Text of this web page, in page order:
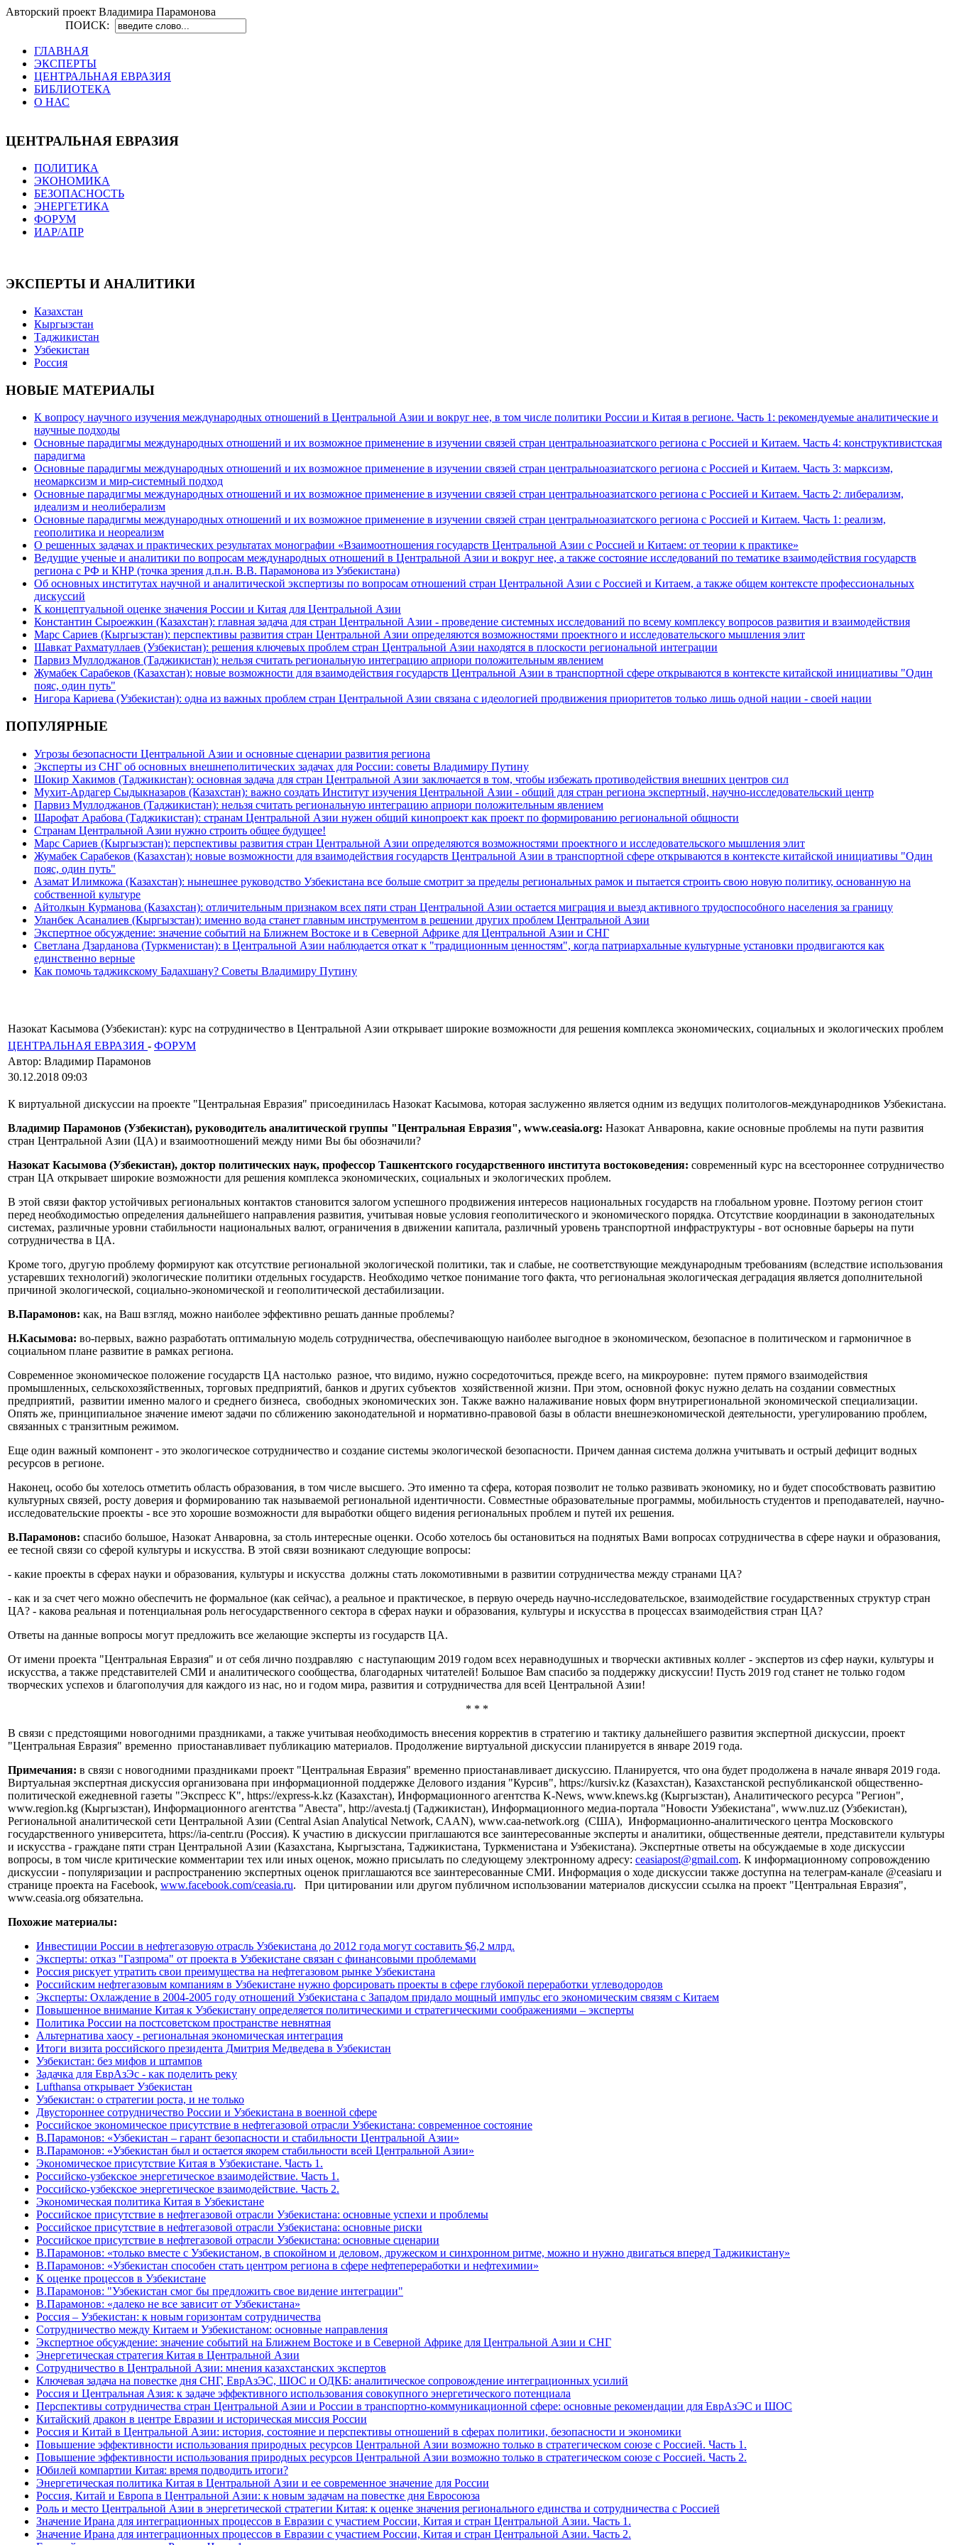
Авторский проект Владимира Парамонова
ПОИСК:
ГЛАВНАЯ
ЭКСПЕРТЫ
ЦЕНТРАЛЬНАЯ ЕВРАЗИЯ
БИБЛИОТЕКА
О НАС
ЦЕНТРАЛЬНАЯ ЕВРАЗИЯ
ПОЛИТИКА
ЭКОНОМИКА
БЕЗОПАСНОСТЬ
ЭНЕРГЕТИКА
ФОРУМ
ИАР/АПР
ЭКСПЕРТЫ И АНАЛИТИКИ
Казахстан
Кыргызстан
Таджикистан
Узбекистан
Россия
НОВЫЕ МАТЕРИАЛЫ
К вопросу научного изучения международных отношений в Центральной Азии и вокруг нее, в том числе политики России и Китая в регионе. Часть 1: рекомендуемые аналитические и
научные подходы
Основные парадигмы международных отношений и их возможное применение в изучении связей стран центральноазиатского региона с Россией и Китаем. Часть 4: конструктивистская
парадигма
Основные парадигмы международных отношений и их возможное применение в изучении связей стран центральноазиатского региона с Россией и Китаем. Часть 3: марксизм,
неомарксизм и мир-системный подход
Основные парадигмы международных отношений и их возможное применение в изучении связей стран центральноазиатского региона с Россией и Китаем. Часть 2: либерализм,
идеализм и неолиберализм
Основные парадигмы международных отношений и их возможное применение в изучении связей стран центральноазиатского региона с Россией и Китаем. Часть 1: реализм,
геополитика и неореализм
О решенных задачах и практических результатах монографии «Взаимоотношения государств Центральной Азии с Россией и Китаем: от теории к практике»
Ведущие ученые и аналитики по вопросам международных отношений в Центральной Азии и вокруг нее, а также состояние исследований по тематике взаимодействия государств
региона с РФ и КНР (точка зрения д.п.н. В.В. Парамонова из Узбекистана)
Об основных институтах научной и аналитической экспертизы по вопросам отношений стран Центральной Азии с Россией и Китаем, а также общем контексте профессиональных
дискуссий
К концептуальной оценке значения России и Китая для Центральной Азии
Константин Сыроежкин (Казахстан): главная задача для стран Центральной Азии - проведение системных исследований по всему комплексу вопросов развития и взаимодействия
Марс Сариев (Кыргызстан): перспективы развития стран Центральной Азии определяются возможностями проектного и исследовательского мышления элит
Шавкат Рахматуллаев (Узбекистан): решения ключевых проблем стран Центральной Азии находятся в плоскости региональной интеграции
Парвиз Муллоджанов (Таджикистан): нельзя считать региональную интеграцию априори положительным явлением
Жумабек Сарабеков (Казахстан): новые возможности для взаимодействия государств Центральной Азии в транспортной сфере открываются в контексте китайской инициативы "Один
пояс, один путь"
Нигора Кариева (Узбекистан): одна из важных проблем стран Центральной Азии связана с идеологией продвижения приоритетов только лишь одной нации - своей нации
ПОПУЛЯРНЫЕ
Угрозы безопасности Центральной Азии и основные сценарии развития региона
Эксперты из СНГ об основных внешнеполитических задачах для России: советы Владимиру Путину
Шокир Хакимов (Таджикистан): основная задача для стран Центральной Азии заключается в том, чтобы избежать противодействия внешних центров сил
Мухит-Ардагер Сыдыкназаров (Казахстан): важно создать Институт изучения Центральной Азии - общий для стран региона экспертный, научно-исследовательский центр
Парвиз Муллоджанов (Таджикистан): нельзя считать региональную интеграцию априори положительным явлением
Шарофат Арабова (Таджикистан): странам Центральной Азии нужен общий кинопроект как проект по формированию региональной общности
Странам Центральной Азии нужно строить общее будущее!
Марс Сариев (Кыргызстан): перспективы развития стран Центральной Азии определяются возможностями проектного и исследовательского мышления элит
Жумабек Сарабеков (Казахстан): новые возможности для взаимодействия государств Центральной Азии в транспортной сфере открываются в контексте китайской инициативы "Один
пояс, один путь"
Азамат Илимкожа (Казахстан): нынешнее руководство Узбекистана все больше смотрит за пределы региональных рамок и пытается строить свою новую политику, основанную на
собственной культуре
Айтолкын Курманова (Казахстан): отличительным признаком всех пяти стран Центральной Азии остается миграция и выезд активного трудоспособного населения за границу
Уланбек Асаналиев (Кыргызстан): именно вода станет главным инструментом в решении других проблем Центральной Азии
Экспертное обсуждение: значение событий на Ближнем Востоке и в Северной Африке для Центральной Азии и СНГ
Светлана Дзарданова (Туркменистан): в Центральной Азии наблюдается откат к "традиционным ценностям", когда патриархальные культурные установки продвигаются как
единственно верные
Как помочь таджикскому Бадахшану? Советы Владимиру Путину
Назокат Касымова (Узбекистан): курс на сотрудничество в Центральной Азии открывает широкие возможности для решения комплекса экономических, социальных и экологических проблем
ЦЕНТРАЛЬНАЯ ЕВРАЗИЯ - ФОРУМ
Автор: Владимир Парамонов
30.12.2018 09:03
К виртуальной дискуссии на проекте "Центральная Евразия" присоединилась Назокат Касымова, которая заслуженно является одним из ведущих политологов-международников Узбекистана.
Владимир Парамонов (Узбекистан), руководитель аналитической группы "Центральная Евразия", www.ceasia.org: Назокат Анваровна, какие основные проблемы на пути развития
стран Центральной Азии (ЦА) и взаимоотношений между ними Вы бы обозначили?
Назокат Касымова (Узбекистан), доктор политических наук, профессор Ташкентского государственного института востоковедения: современный курс на всестороннее сотрудничество
стран ЦА открывает широкие возможности для решения комплекса экономических, социальных и экологических проблем.
В этой связи фактор устойчивых региональных контактов становится залогом успешного продвижения интересов национальных государств на глобальном уровне. Поэтому регион стоит
перед необходимостью определения дальнейшего направления развития, учитывая новые условия геополитического и экономического порядка. Отсутствие координации в законодательных
системах, различные уровни стабильности национальных валют, ограничения в движении капитала, различный уровень транспортной инфраструктуры - вот основные барьеры на пути
сотрудничества в ЦА.
Кроме того, другую проблему формируют как отсутствие региональной экологической политики, так и слабые, не соответствующие международным требованиям (вследствие использования
устаревших технологий) экологические политики отдельных государств. Необходимо четкое понимание того факта, что региональная экологическая деградация является дополнительной
причиной экологической, социально-экономической и геополитической дестабилизации.
В.Парамонов: как, на Ваш взгляд, можно наиболее эффективно решать данные проблемы?
Н.Касымова: во-первых, важно разработать оптимальную модель сотрудничества, обеспечивающую наиболее выгодное в экономическом, безопасное в политическом и гармоничное в
социальном плане развитие в рамках региона.
Современное экономическое положение государств ЦА настолько разное, что видимо, нужно сосредоточиться, прежде всего, на микроуровне: путем прямого взаимодействия
промышленных, сельскохозяйственных, торговых предприятий, банков и других субъектов хозяйственной жизни. При этом, основной фокус нужно делать на создании совместных
предприятий, развитии именно малого и среднего бизнеса, свободных экономических зон. Также важно налаживание новых форм внутрирегиональной экономической специализации.
Опять же, принципиальное значение имеют задачи по сближению законодательной и нормативно-правовой базы в области внешнеэкономической деятельности, урегулированию проблем,
связанных с транзитным режимом.
Еще один важный компонент - это экологическое сотрудничество и создание системы экологической безопасности. Причем данная система должна учитывать и острый дефицит водных
ресурсов в регионе.
Наконец, особо бы хотелось отметить область образования, в том числе высшего. Это именно та сфера, которая позволит не только развивать экономику, но и будет способствовать развитию
культурных связей, росту доверия и формированию так называемой региональной идентичности. Совместные образовательные программы, мобильность студентов и преподавателей, научно-
исследовательские проекты - все это хорошие возможности для выработки общего видения региональных проблем и путей их решения.
В.Парамонов: спасибо большое, Назокат Анваровна, за столь интересные оценки. Особо хотелось бы остановиться на поднятых Вами вопросах сотрудничества в сфере науки и образования,
ее тесной связи со сферой культуры и искусства. В этой связи возникают следующие вопросы:
- какие проекты в сферах науки и образования, культуры и искусства должны стать локомотивными в развитии сотрудничества между странами ЦА?
- как и за счет чего можно обеспечить не формальное (как сейчас), а реальное и практическое, в первую очередь научно-исследовательское, взаимодействие государственных структур стран
ЦА? - какова реальная и потенциальная роль негосударственного сектора в сферах науки и образования, культуры и искусства в процессах взаимодействия стран ЦА?
Ответы на данные вопросы могут предложить все желающие эксперты из государств ЦА.
От имени проекта "Центральная Евразия" и от себя лично поздравляю с наступающим 2019 годом всех неравнодушных и творчески активных коллег - экспертов из сфер науки, культуры и
искусства, а также представителей СМИ и аналитического сообщества, благодарных читателей! Большое Вам спасибо за поддержку дискуссии! Пусть 2019 год станет не только годом
творческих успехов и благополучия для каждого из нас, но и годом мира, развития и сотрудничества для всей Центральной Азии!
* * *
В связи с предстоящими новогодними праздниками, а также учитывая необходимость внесения корректив в стратегию и тактику дальнейшего развития экспертной дискуссии, проект
"Центральная Евразия" временно приостанавливает публикацию материалов. Продолжение виртуальной дискуссии планируется в январе 2019 года.
Примечания: в связи с новогодними праздниками проект "Центральная Евразия" временно приостанавливает дискуссию. Планируется, что она будет продолжена в начале января 2019 года.
Виртуальная экспертная дискуссия организована при информационной поддержке Делового издания "Курсив", https://kursiv.kz (Казахстан), Казахстанской республиканской общественно-
политической ежедневной газеты "Экспресс К", https://express-k.kz (Казахстан), Информационного агентства K-News, www.knews.kg (Кыргызстан), Аналитического ресурса "Регион",
www.region.kg (Кыргызстан), Информационного агентства "Авеста", http://avesta.tj (Таджикистан), Информационного медиа-портала "Новости Узбекистана", www.nuz.uz (Узбекистан),
Региональной аналитической сети Центральной Азии (Central Asian Analytical Network, CAAN), www.caa-network.org (США), Информационно-аналитического центра Московского
государственного университета, https://ia-centr.ru (Россия). К участию в дискуссии приглашаются все заинтересованные эксперты и аналитики, общественные деятели, представители культуры
и искусства - граждане пяти стран Центральной Азии (Казахстана, Кыргызстана, Таджикистана, Туркменистана и Узбекистана). Экспертные ответы на обсуждаемые в ходе дискуссии
вопросы, в том числе критические комментарии тех или иных оценок, можно присылать по следующему электронному адресу: ceasiapost@gmail.com. К информационному сопровождению
дискуссии - популяризации и распространению экспертных оценок приглашаются все заинтересованные СМИ. Информация о ходе дискуссии также доступна на телеграм-канале @ceasiaru и
странице проекта на Facebook, www.facebook.com/ceasia.ru. При цитировании или другом публичном использовании материалов дискуссии ссылка на проект "Центральная Евразия",
www.ceasia.org обязательна.
Похожие материалы:
Инвестиции России в нефтегазовую отрасль Узбекистана до 2012 года могут составить $6,2 млрд.
Эксперты: отказ "Газпрома" от проекта в Узбекистане связан с финансовыми проблемами
Россия рискует утратить свои преимущества на нефтегазовом рынке Узбекистана
Российским нефтегазовым компаниям в Узбекистане нужно форсировать проекты в сфере глубокой переработки углеводородов
Эксперты: Охлаждение в 2004-2005 году отношений Узбекистана с Западом придало мощный импульс его экономическим связям с Китаем
Повышенное внимание Китая к Узбекистану определяется политическими и стратегическими соображениями – эксперты
Политика России на постсоветском пространстве невнятная
Альтернатива хаосу - региональная экономическая интеграция
Итоги визита российского президента Дмитрия Медведева в Узбекистан
Узбекистан: без мифов и штампов
Задачка для ЕврАзЭс - как поделить реку
Lufthansa открывает Узбекистан
Узбекистан: о стратегии роста, и не только
Двустороннее сотрудничество России и Узбекистана в военной сфере
Российское экономическое присутствие в нефтегазовой отрасли Узбекистана: современное состояние
В.Парамонов: «Узбекистан – гарант безопасности и стабильности Центральной Азии»
В.Парамонов: «Узбекистан был и остается якорем стабильности всей Центральной Азии»
Экономическое присутствие Китая в Узбекистане. Часть 1.
Российско-узбекское энергетическое взаимодействие. Часть 1.
Российско-узбекское энергетическое взаимодействие. Часть 2.
Экономическая политика Китая в Узбекистане
Российское присутствие в нефтегазовой отрасли Узбекистана: основные успехи и проблемы
Российское присутствие в нефтегазовой отрасли Узбекистана: основные риски
Российское присутствие в нефтегазовой отрасли Узбекистана: основные сценарии
В.Парамонов: «только вместе с Узбекистаном, в спокойном и деловом, дружеском и синхронном ритме, можно и нужно двигаться вперед Таджикистану»
В.Парамонов: «Узбекистан способен стать центром региона в сфере нефтепереработки и нефтехимии»
К оценке процессов в Узбекистане
В.Парамонов: "Узбекистан смог бы предложить свое видение интеграции"
В.Парамонов: «далеко не все зависит от Узбекистана»
Россия – Узбекистан: к новым горизонтам сотрудничества
Сотрудничество между Китаем и Узбекистаном: основные направления
Экспертное обсуждение: значение событий на Ближнем Востоке и в Северной Африке для Центральной Азии и СНГ
Энергетическая стратегия Китая в Центральной Азии
Сотрудничество в Центральной Азии: мнения казахстанских экспертов
Ключевая задача на повестке дня СНГ, ЕврАзЭС, ШОС и ОДКБ: аналитическое сопровождение интеграционных усилий
Россия и Центральная Азия: к задаче эффективного использования совокупного энергетического потенциала
Перспективы сотрудничества стран Центральной Азии и России в транспортно-коммуникационной сфере: основные рекомендации для ЕврАзЭС и ШОС
Китайский дракон в центре Евразии и историческая миссия России
Россия и Китай в Центральной Азии: история, состояние и перспективы отношений в сферах политики, безопасности и экономики
Повышение эффективности использования природных ресурсов Центральной Азии возможно только в стратегическом союзе с Россией. Часть 1.
Повышение эффективности использования природных ресурсов Центральной Азии возможно только в стратегическом союзе с Россией. Часть 2.
Юбилей компартии Китая: время подводить итоги?
Энергетическая политика Китая в Центральной Азии и ее современное значение для России
Россия, Китай и Европа в Центральной Азии: к новым задачам на повестке дня Евросоюза
Роль и место Центральной Азии в энергетической стратегии Китая: к оценке значения регионального единства и сотрудничества с Россией
Значение Ирана для интеграционных процессов в Евразии с участием России, Китая и стран Центральной Азии. Часть 1.
Значение Ирана для интеграционных процессов в Евразии с участием России, Китая и стран Центральной Азии. Часть 2.